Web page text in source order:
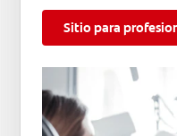
Sitio para